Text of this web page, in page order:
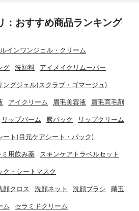
：おすすめ商品ランキング
インワンジェル・クリーム
グ 洗顔料 アイメイクリムーバー
ングジェル(スクラブ・ゴマージュ)
アイクリーム 眉毛美容液 眉毛育毛剤
リップバーム 唇パック リップクリーム
ート(目元ケアシート・パック)
ミ用飲み薬 スキンケアトラベルセット
ク・シートマスク
顔クロス 洗顔ネット 洗顔ブラシ 繭玉
ム セラミドクリーム